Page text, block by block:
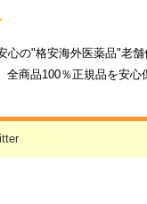
心の"格安海外医薬品"老
商品100％正規品を安心